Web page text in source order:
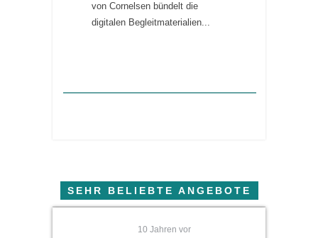
von Cornelsen bündelt die
digitalen Begleitmaterialien...
SEHR BELIEBTE ANGEBOTE
10 Jahren vor